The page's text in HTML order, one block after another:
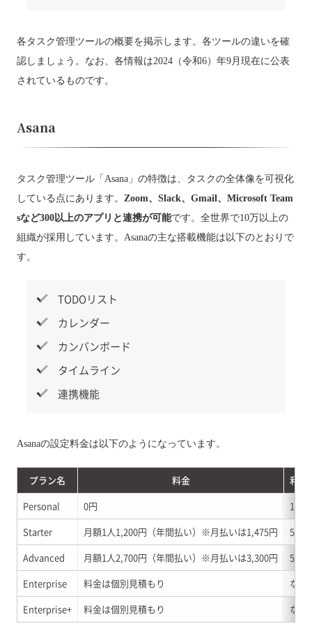
各タスク管理ツールの概要を掲示します。各ツールの違いを確
認しましょう。なお、各情報は2024（令和6）年9月現在に公表
されているものです。
Asana
タスク管理ツール「Asana」の特徴は、タスクの全体像を可視化
している点にあります。 Zoom、Slack、Gmail、Microsoft Team
sなど300以上のアプリと連携が可能です。全世界で10万以上の
組織が採用しています。Asanaの主な搭載機能は以下のとおりで
す。
TODOリスト
カレンダー
カンバンボード
タイムライン
連携機能
Asanaの設定料金は以下のようになっています。
プラン名 料金
利用
Personal
0円
10人
Starter
月額1人1,200円（年間払い）※月払いは1,475円
500
Advanced
月額1人2,700円（年間払い）※月払いは3,300円
500
Enterprise
料金は個別見積もり
なし
Enterprise+
料金は個別見積もり なし